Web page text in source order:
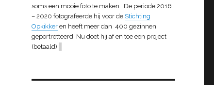
soms een mooie foto te maken. De periode 2016
– 2020 fotografeerde hij voor de Stichting
Opkikkeren heeft meer dan 400 gezinnen
geportretteerd. Nu doet hij af en toe een project
(betaald).